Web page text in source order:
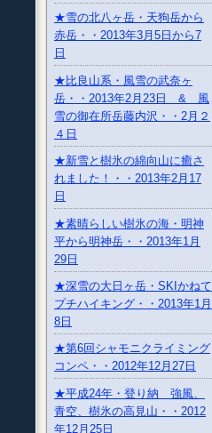
★雪の北八ヶ岳・天狗岳から
赤岳・・2013年3月5日から7
日
★比良山系・風雪の武奈ヶ
岳・・2013年2月23日 & 風
雪の御在所岳藤内沢・・2月２
４日
★新雪と樹氷の綿向山に癒さ
れました！・・2013年2月17
日
★素晴らしい樹氷の海・明神
平から明神岳・・2013年1月
29日
★深雪の大日ヶ岳・SKIかねて
プチハイキング・・2013年1月
8日
★第6回シャモニクライミング
コンペ・・2012年12月27日
★平成24年・登り納 強風、
青空、樹氷の高見山・・2012
年12月25日